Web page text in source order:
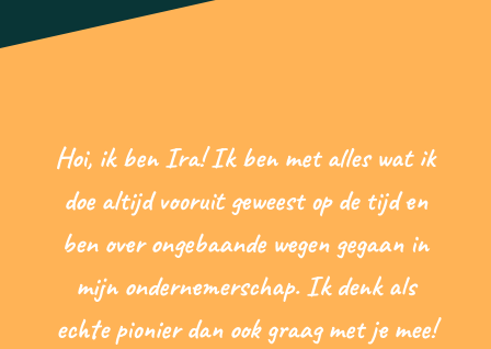
Hoi, ik ben Ira! Ik ben met alles wat ik
doe altijd vooruit geweest op de tijd en
ben over ongebaande wegen gegaan in
mijn ondernemerschap. Ik denk als
echte pionier dan ook graag met je mee!